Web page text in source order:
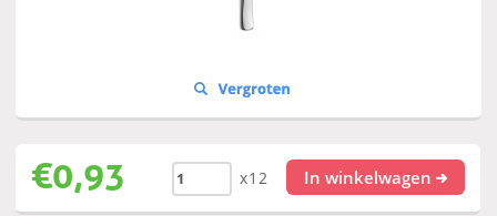
€0,93 x12 In winkelwagen